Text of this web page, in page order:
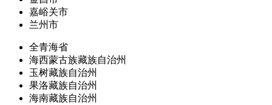
嘉峪关市
兰州市
全青海省
海西蒙古族藏族自治州
玉树藏族自治州
果洛藏族自治州
海南藏族自治州